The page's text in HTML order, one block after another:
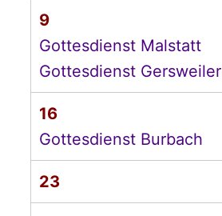
9
Gottesdienst Malstatt
Gottesdienst Gersweiler
16
Gottesdienst Burbach
23